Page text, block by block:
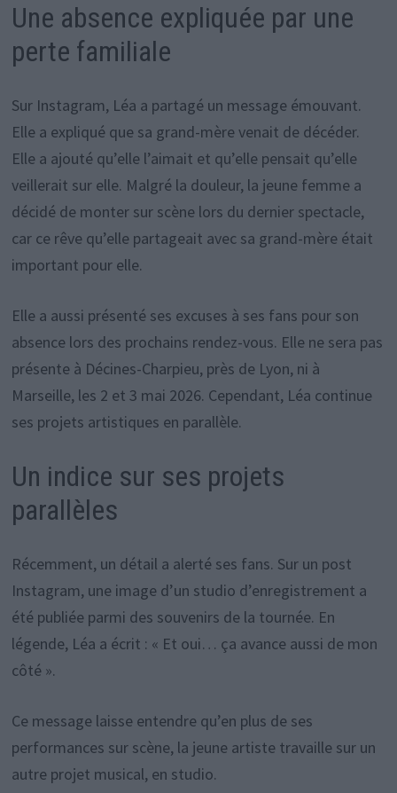
Une absence expliquée par une
perte familiale
Sur Instagram, Léa a partagé un message émouvant.
Elle a expliqué que sa grand-mère venait de décéder.
Elle a ajouté qu’elle l’aimait et qu’elle pensait qu’elle
veillerait sur elle. Malgré la douleur, la jeune femme a
décidé de monter sur scène lors du dernier spectacle,
car ce rêve qu’elle partageait avec sa grand-mère était
important pour elle.
Elle a aussi présenté ses excuses à ses fans pour son
absence lors des prochains rendez-vous. Elle ne sera pas
présente à Décines-Charpieu, près de Lyon, ni à
Marseille, les 2 et 3 mai 2026. Cependant, Léa continue
ses projets artistiques en parallèle.
Un indice sur ses projets
parallèles
Récemment, un détail a alerté ses fans. Sur un post
Instagram, une image d’un studio d’enregistrement a
été publiée parmi des souvenirs de la tournée. En
légende, Léa a écrit : « Et oui… ça avance aussi de mon
côté ».
Ce message laisse entendre qu’en plus de ses
performances sur scène, la jeune artiste travaille sur un
autre projet musical, en studio.